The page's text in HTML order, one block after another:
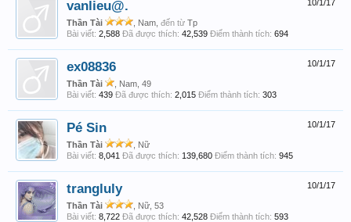
10/1/17
vanlieu@.
Thần Tài , Nam, đến từ Tp
Bài viết: 2,588 Đã được thích: 42,539 Điểm thành tích: 694
10/1/17
ex08836
Thần Tài
, Nam, 49
Bài viết: 439 Đã được thích: 2,015 Điểm thành tích: 303
10/1/17
Pé Sin
Thần Tài
, Nữ
Bài viết: 8,041 Đã được thích: 139,680 Điểm thành tích: 945
10/1/17
trangluly
Thần Tài
, Nữ, 53
Bài viết: 8,722 Đã được thích: 42,528 Điểm thành tích: 593